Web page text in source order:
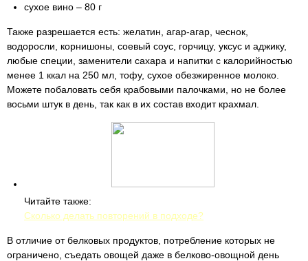
сухое вино – 80 г
Также разрешается есть: желатин, агар-агар, чеснок,
водоросли, корнишоны, соевый соус, горчицу, уксус и аджику,
любые специи, заменители сахара и напитки с калорийностью
менее 1 ккал на 250 мл, тофу, сухое обезжиренное молоко.
Можете побаловать себя крабовыми палочками, но не более
восьми штук в день, так как в их состав входит крахмал.
Читайте также:
Сколько делать повторений в подходе?
В отличие от белковых продуктов, потребление которых не
ограничено, съедать овощей даже в белково-овощной день